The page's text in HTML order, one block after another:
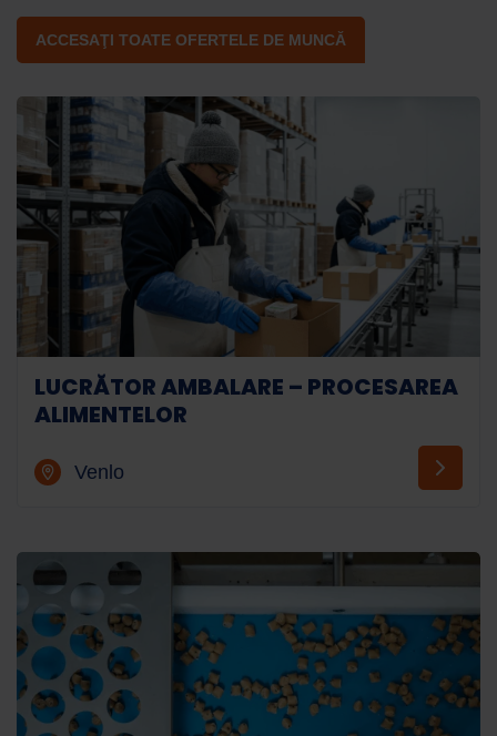
ACCESAŢI TOATE OFERTELE DE MUNCĂ
LUCRĂTOR AMBALARE – PROCESAREA
ALIMENTELOR
Venlo